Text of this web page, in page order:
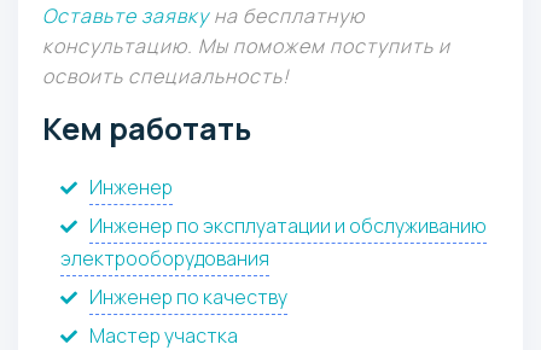
Оставьте заявкуна бесплатную
консультацию. Мы поможем поступить и
освоить специальность!
Кем работать
Инженер
Инженер по эксплуатации и обслуживанию
электрооборудования
Инженер по качеству
Мастер участка